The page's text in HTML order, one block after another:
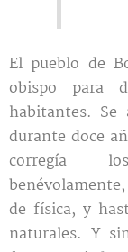
El pueblo de
obispo para
habitantes.
durante doce
corregía
de física, y
naturales. Y